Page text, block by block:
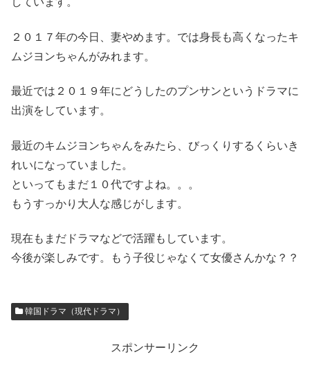
２０１７年の今日、妻やめます。では身長も高くなったキ
ムジヨンちゃんがみれます。
最近では２０１９年にどうしたのプンサンというドラマに
出演をしています。
最近のキムジヨンちゃんをみたら、びっくりするくらいき
れいになっていました。
といってもまだ１０代ですよね。。。
もうすっかり大人な感じがします。
現在もまだドラマなどで活躍もしています。
今後が楽しみです。もう子役じゃなくて女優さんかな？？
韓国ドラマ（現代ドラマ）
スポンサーリンク